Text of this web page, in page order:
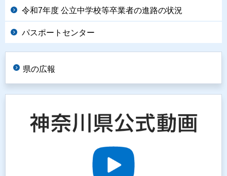
令和7年度 公立中学校等卒業者の進路の状況
パスポートセンター
県の広報